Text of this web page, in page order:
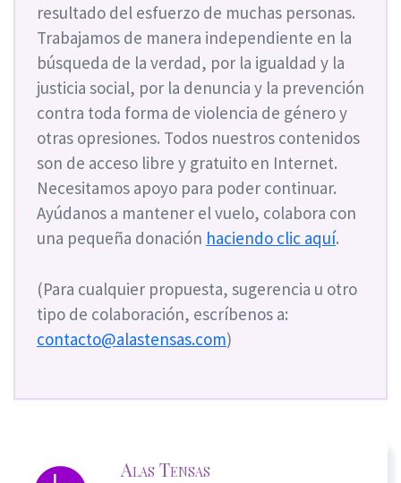
resultado del esfuerzo de muchas personas.
Trabajamos de manera independiente en la
búsqueda de la verdad, por la igualdad y la
justicia social, por la denuncia y la prevención
contra toda forma de violencia de género y
otras opresiones. Todos nuestros contenidos
son de acceso libre y gratuito en Internet.
Necesitamos apoyo para poder continuar.
Ayúdanos a mantener el vuelo, colabora con
una pequeña donación haciendo clic aquí.
(Para cualquier propuesta, sugerencia u otro
tipo de colaboración, escríbenos a:
contacto@alastensas.com)
Alas Tensas